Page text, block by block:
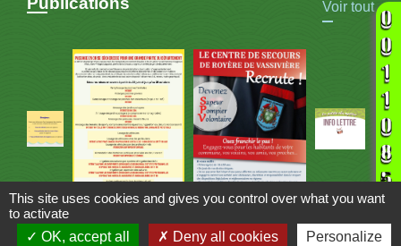
Voir tout
This site uses cookies and gives you control over what you want
to activate
OK, accept all
Deny all cookies Personalize